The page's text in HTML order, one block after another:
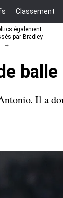
Classement
également
par Bradley
balle
Il a